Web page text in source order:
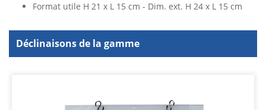
Format utile H 21 x L 15 cm - Dim. ext. H 24 x L 15 cm
Déclinaisons de la gamme